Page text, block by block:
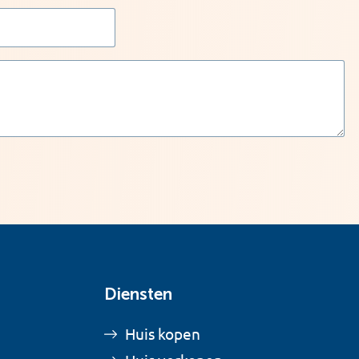
Diensten
Huis kopen